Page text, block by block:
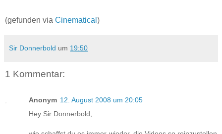
(gefunden via Cinematical )
Sir Donnerbold um 19:50
1 Kommentar:
Anonym 12. August 2008 um 20:05
Hey Sir Donnerbold,